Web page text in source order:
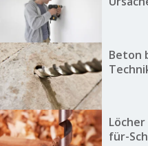
Beton
für-